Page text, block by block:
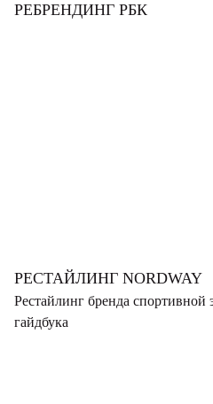
РЕБРЕНДИНГ РБК
РЕСТАЙЛИНГ NORDWAY
Рестайлинг бренда спортивной
гайдбука